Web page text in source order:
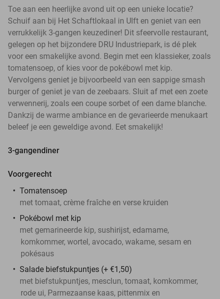
Toe aan een heerlijke avond uit op een unieke locatie?
Schuif aan bij Het Schaftlokaal in Ulft en geniet van een
verrukkelijk 3-gangen keuzediner! Dit sfeervolle restaurant,
gelegen op het bijzondere DRU Industriepark, is dé plek
voor een smakelijke avond. Begin met een klassieker, zoals
tomatensoep, of kies voor de pokébowl met kip.
Vervolgens geniet je bijvoorbeeld van een sappige smash
burger of geniet je van de zeebaars. Sluit af met een zoete
verwennerij, zoals een coupe sorbet of een dame blanche.
Dankzij de warme ambiance en de gevarieerde menukaart
beleef je een geweldige avond. Eet smakelijk!
3-gangendiner
Voorgerecht
Tomatensoep
met tomaat, crème fraîche en verse kruiden
Pokébowl met kip
met gemarineerde kip, sushirijst, edamame,
komkommer, wortel, avocado, wakame, sesam en
pokésaus
Salade biefstukpuntjes (+ €1,50)
met biefstukpuntjes, mesclun, tomaat, komkommer,
rode ui, Parmezaanse kaas, pittenmix en